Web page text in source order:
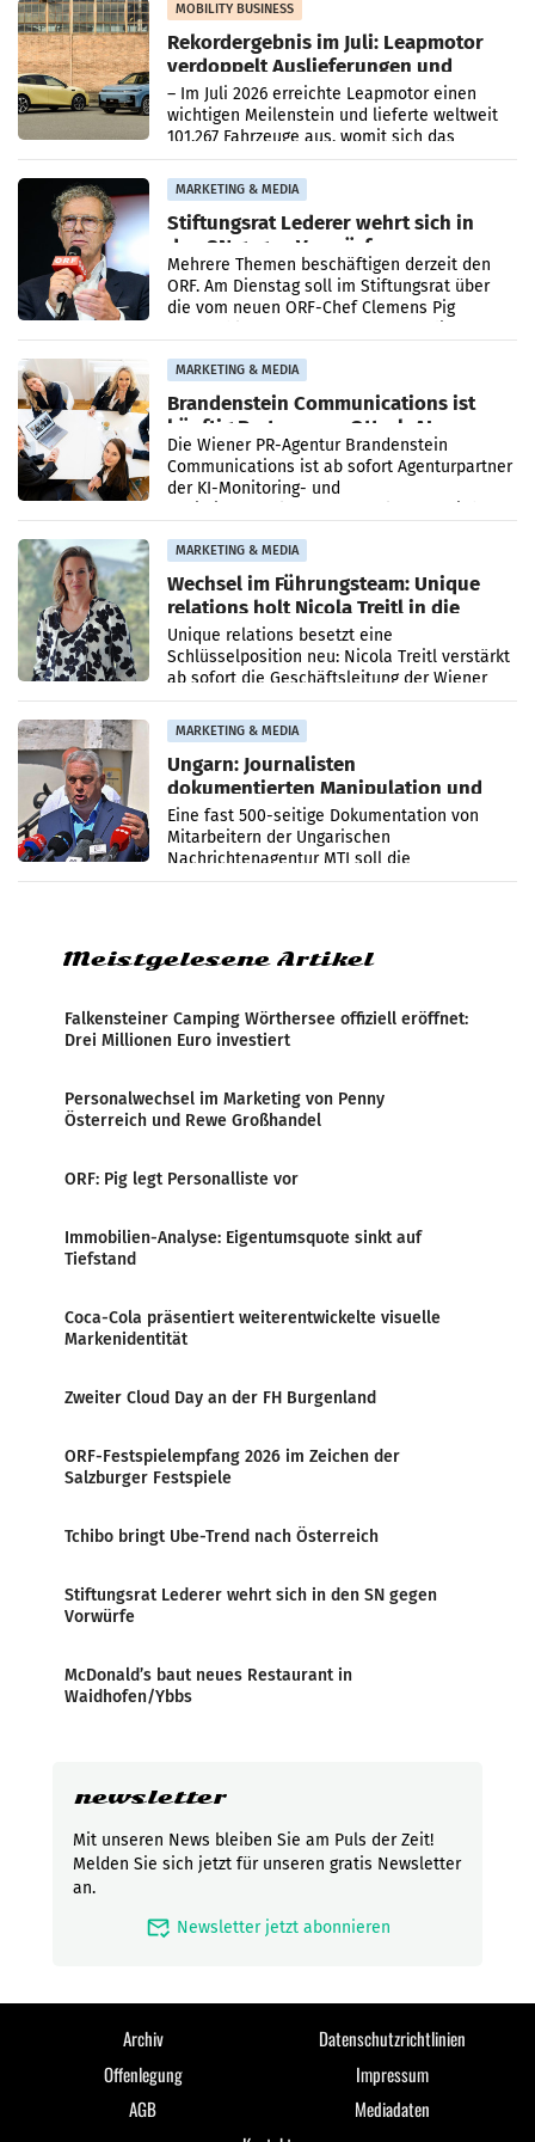
Bundeskartellanwalt
MOBILITY BUSINESS
Rekordergebnis im Juli: Leapmotor
verdoppelt Auslieferungen und
überschreitet die 100.000er-Marke
– Im Juli 2026 erreichte Leapmotor einen
wichtigen Meilenstein und lieferte weltweit
101.267 Fahrzeuge aus, womit sich das
Ergebnis gegenüber Juli 2025 mehr als
verdoppelte (+102
MARKETING & MEDIA
Stiftungsrat Lederer wehrt sich in
den SN gegen Vorwürfe
Mehrere Themen beschäftigen derzeit den
ORF. Am Dienstag soll im Stiftungsrat über
die vom neuen ORF-Chef Clemens Pig
MARKETING & MEDIA
Brandenstein Communications ist
künftig Partner von OtterlyAI
Die Wiener PR-Agentur Brandenstein
Communications ist ab sofort Agenturpartner
der KI-Monitoring- und
MARKETING & MEDIA
Wechsel im Führungsteam: Unique
relations holt Nicola Treitl in die
Geschäftsleitung
Unique relations besetzt eine
Schlüsselposition neu: Nicola Treitl verstärkt
ab sofort die Geschäftsleitung der Wiener
PR-Agentur an der Seite von Josef Kalina und
Anna Kalina-Mahr.
MARKETING & MEDIA
Ungarn: Journalisten
dokumentierten Manipulation und
Zensur
Eine fast 500-seitige Dokumentation von
Mitarbeitern der Ungarischen
Nachrichtenagentur MTI soll die
systematische Nachrichten-Manipulation und
Meistgelesene Artikel
Falkensteiner Camping Wörthersee offiziell eröffnet:
Drei Millionen Euro investiert
Personalwechsel im Marketing von Penny
Österreich und Rewe Großhandel
ORF: Pig legt Personalliste vor
Immobilien-Analyse: Eigentumsquote sinkt auf
Tiefstand
Coca-Cola präsentiert weiterentwickelte visuelle
Markenidentität
Zweiter Cloud Day an der FH Burgenland
ORF-Festspielempfang 2026 im Zeichen der
Salzburger Festspiele
Tchibo bringt Ube-Trend nach Österreich
Stiftungsrat Lederer wehrt sich in den SN gegen
Vorwürfe
McDonald’s baut neues Restaurant in
Waidhofen/Ybbs
newsletter
Mit unseren News bleiben Sie am Puls der Zeit!
Melden Sie sich jetzt für unseren gratis Newsletter
an.
mark_email_read Newsletter jetzt abonnieren
Archiv
Datenschutzrichtlinien
Offenlegung
Impressum
AGB
Mediadaten